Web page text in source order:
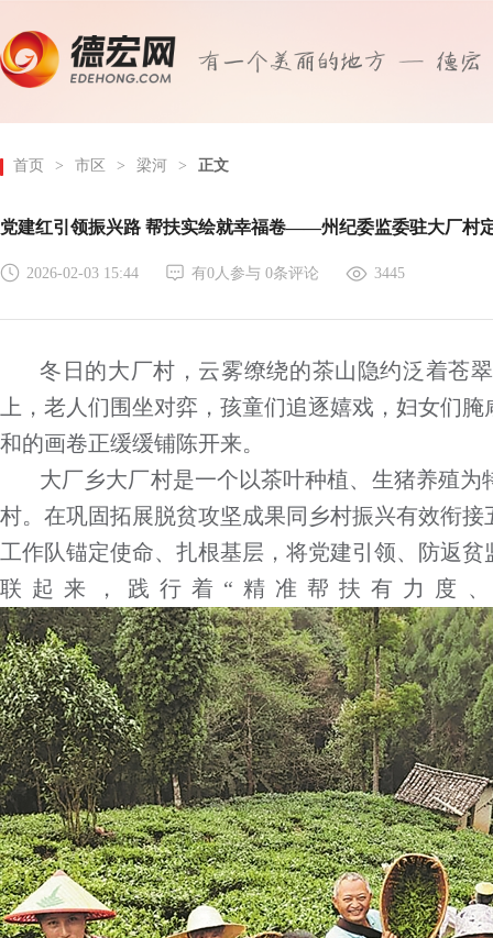
首页 > 市区 > 梁河 > 正文
党建红引领振兴路 帮扶实绘就幸福卷——州纪委监委驻大厂村
2026-02-03 15:44 有0人参与 0条评论 3445
冬日的大厂村，云雾缭绕的茶山隐约泛着苍
上，老人们围坐对弈，孩童们追逐嬉戏，妇女们
和的画卷正缓缓铺陈开来。
大厂乡大厂村是一个以茶叶种植、生猪养殖
村。在巩固拓展脱贫攻坚成果同乡村振兴有效衔
工作队锚定使命、扎根基层，将党建引领、防返
联起来，践行着“精准帮扶有力度